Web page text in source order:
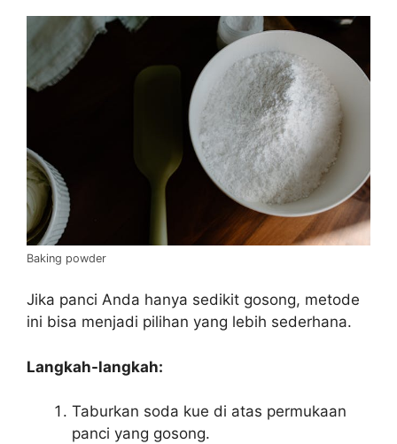
Baking powder
Jika panci Anda hanya sedikit gosong, metode
ini bisa menjadi pilihan yang lebih sederhana.
Langkah-langkah:
Taburkan soda kue di atas permukaan
panci yang gosong.